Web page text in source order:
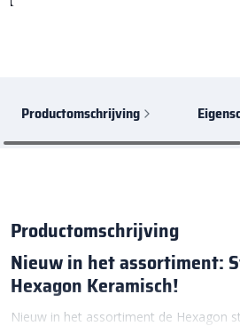
Productomschrijving
Productomschrijving
Nieuw in het assortiment:
Hexagon Keramisch!
Nieuw in het assortiment de Hexagon